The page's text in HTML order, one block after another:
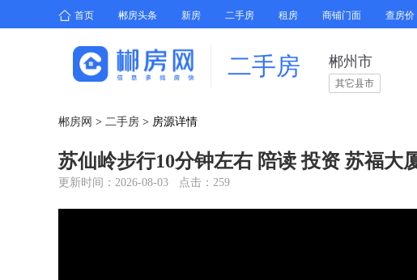
首页 郴房头条 新房 二手房 租房 商铺门面 查房价
二手房 郴州市
其它县市
郴房网 > 二手房 > 房源详情
苏仙岭步行10分钟左右 陪读 投资 苏福大
更新时间：2026-08-03
点击：259